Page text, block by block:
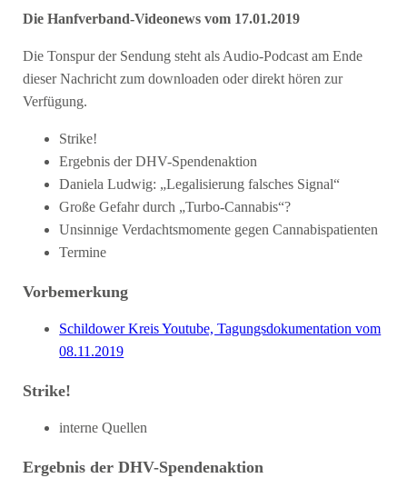
Die Hanfverband-Videonews vom 17.01.2019
Die Tonspur der Sendung steht als Audio-Podcast am Ende
dieser Nachricht zum downloaden oder direkt hören zur
Verfügung.
Strike!
Ergebnis der DHV-Spendenaktion
Daniela Ludwig: „Legalisierung falsches Signal“
Große Gefahr durch „Turbo-Cannabis“?
Unsinnige Verdachtsmomente gegen Cannabispatienten
Termine
Vorbemerkung
Schildower Kreis Youtube, Tagungsdokumentation vom
08.11.2019
Strike!
interne Quellen
Ergebnis der DHV-Spendenaktion